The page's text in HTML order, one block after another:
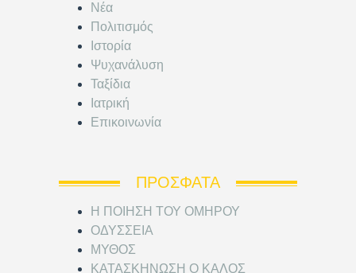
Νέα
Πολιτισμός
Ιστορία
Ψυχανάλυση
Ταξίδια
Ιατρική
Επικοινωνία
ΠΡΌΣΦΑΤΑ
Η ΠΟΙΗΣΗ ΤΟΥ ΟΜΗΡΟΥ
ΟΔΥΣΣΕΙΑ
ΜΥΘΟΣ
ΚΑΤΑΣΚΗΝΩΣΗ Ο ΚΑΛΟΣ